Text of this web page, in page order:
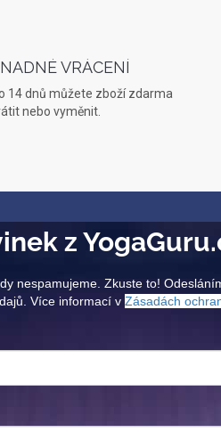
VRÁCENÍ
14 dnů můžete zboží zdarma
nebo vyměnit.
z
nespamujeme. Zkuste to!
Více informací vZásadách